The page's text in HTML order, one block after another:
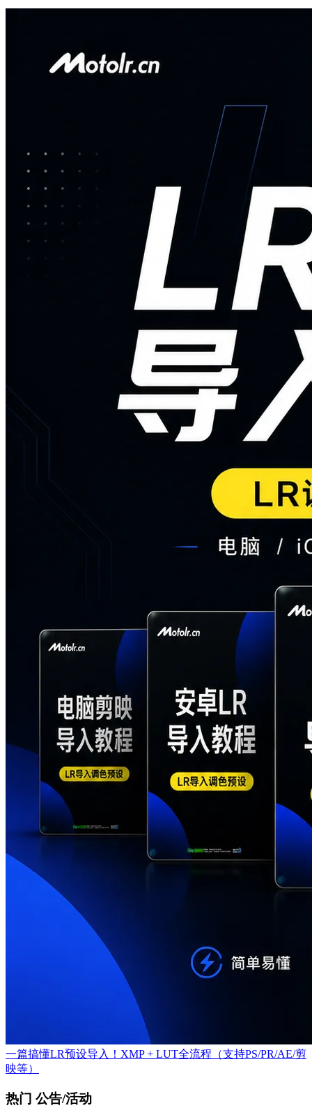
一篇搞懂LR预设导入！XMP + LUT全流程（支持PS/PR/AE/剪
映等）
热门 公告/活动